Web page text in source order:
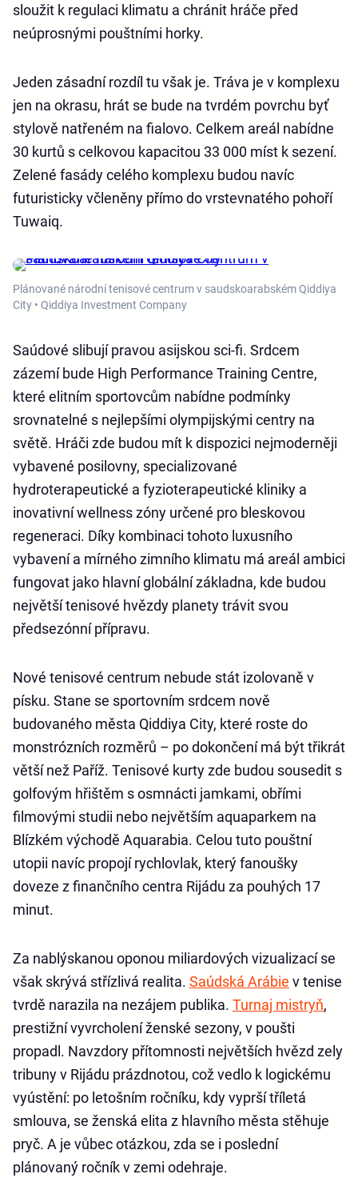
sloužit k regulaci klimatu a chránit hráče před
neúprosnými pouštními horky.
Jeden zásadní rozdíl tu však je. Tráva je v komplexu
jen na okrasu, hrát se bude na tvrdém povrchu byť
stylově natřeném na fialovo. Celkem areál nabídne
30 kurtů s celkovou kapacitou 33 000 míst k sezení.
Zelené fasády celého komplexu budou navíc
futuristicky včleněny přímo do vrstevnatého pohoří
Tuwaiq.
Plánované národní tenisové centrum v saudskoarabském Qiddiya
City • Qiddiya Investment Company
Saúdové slibují pravou asijskou sci-fi. Srdcem
zázemí bude High Performance Training Centre,
které elitním sportovcům nabídne podmínky
srovnatelné s nejlepšími olympijskými centry na
světě. Hráči zde budou mít k dispozici nejmoderněji
vybavené posilovny, specializované
hydroterapeutické a fyzioterapeutické kliniky a
inovativní wellness zóny určené pro bleskovou
regeneraci. Díky kombinaci tohoto luxusního
vybavení a mírného zimního klimatu má areál ambici
fungovat jako hlavní globální základna, kde budou
největší tenisové hvězdy planety trávit svou
předsezónní přípravu.
Nové tenisové centrum nebude stát izolovaně v
písku. Stane se sportovním srdcem nově
budovaného města Qiddiya City, které roste do
monstrózních rozměrů – po dokončení má být třikrát
větší než Paříž. Tenisové kurty zde budou sousedit s
golfovým hřištěm s osmnácti jamkami, obřími
filmovými studii nebo největším aquaparkem na
Blízkém východě Aquarabia. Celou tuto pouštní
utopii navíc propojí rychlovlak, který fanoušky
doveze z finančního centra Rijádu za pouhých 17
minut.
Za nablýskanou oponou miliardových vizualizací se
však skrývá střízlivá realita. Saúdská Arábie v tenise
tvrdě narazila na nezájem publika. Turnaj mistryň,
prestižní vyvrcholení ženské sezony, v poušti
propadl. Navzdory přítomnosti největších hvězd zely
tribuny v Rijádu prázdnotou, což vedlo k logickému
vyústění: po letošním ročníku, kdy vyprší tříletá
smlouva, se ženská elita z hlavního města stěhuje
pryč. A je vůbec otázkou, zda se i poslední
plánovaný ročník v zemi odehraje.